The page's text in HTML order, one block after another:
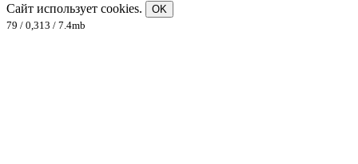
Сайт использует cookies.
OK
79 / 0,313 / 7.4mb